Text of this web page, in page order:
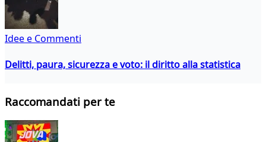
Idee e Commenti
Delitti, paura, sicurezza e voto: il diritto alla statistica
Raccomandati per te